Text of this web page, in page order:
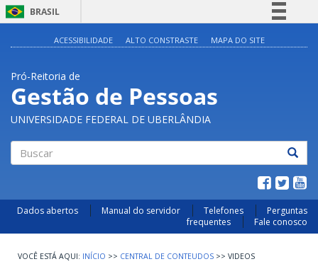
BRASIL
Acesso à informação
Legislação
Canais
ACESSIBILIDADE ALTO CONSTRASTE MAPA DO SITE
Pró-Reitoria de
Gestão de Pessoas
UNIVERSIDADE FEDERAL DE UBERLÂNDIA
Dados abertos Manual do servidor Telefones
Perguntas
frequentes
Fale conosco
INÍCIO >> CENTRAL DE CONTEUDOS >> VIDEOS